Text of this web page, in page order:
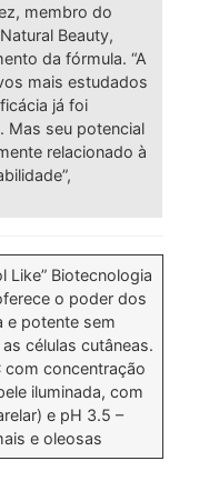
membro do
Beauty,
da fórmula. “A
mais estudados
já foi
Mas seu potencial
relacionado à
Like” Biotecnologia
o poder dos
e potente sem
células cutâneas.
com concentração
iluminada, com
e pH 3.5 –
e oleosas